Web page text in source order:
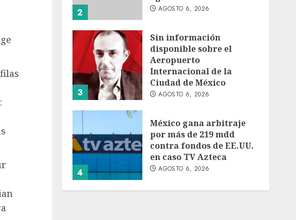
2 AGOSTO 6, 2026
3
Sin información
disponible sobre el
Aeropuerto
Internacional de la
Ciudad de México
AGOSTO 6, 2026
4
México gana arbitraje
por más de 219 mdd
contra fondos de EE.UU.
en caso TV Azteca
AGOSTO 6, 2026